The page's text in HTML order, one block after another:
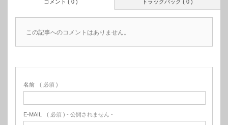
トラックバック ( 0 )
コメント ( 0 )
この記事へのコメントはありません。
名前 ( 必須 )
E-MAIL ( 必須 ) - 公開されません -